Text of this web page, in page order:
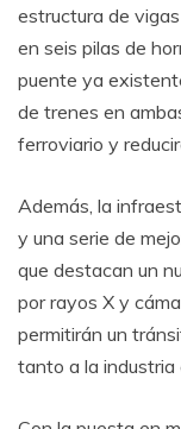
estructura de
en seis pilas de
puente ya
de trenes en
ferroviario y
Además, la
y una serie de
que destacan un
por rayos X y
permitirán un
tanto a la industria